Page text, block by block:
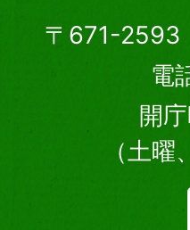
〒671-2593
電
開
（土